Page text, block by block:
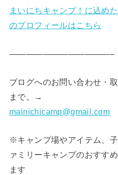
まいにちキャンプ！に込め
のプロフィールはこちら
————————————–
ブログへのお問い合わせ・
まで。→
mainichicamp@gmail.com
※キャンプ場やアイテム、
ァミリーキャンプのおすす
ます